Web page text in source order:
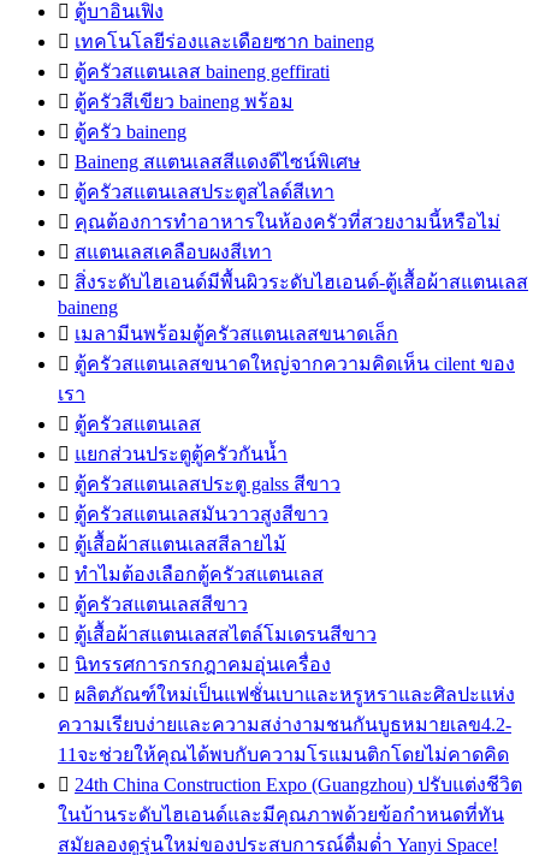
 ตู้บาอินเฟิง
 เทคโนโลยีร่องและเดือยซาก baineng
 ตู้ครัวสแตนเลส baineng geffirati
 ตู้ครัวสีเขียว baineng พร้อม
 ตู้ครัว baineng
 Baineng สแตนเลสสีแดงดีไซน์พิเศษ
 ตู้ครัวสแตนเลสประตูสไลด์สีเทา
 คุณต้องการทำอาหารในห้องครัวที่สวยงามนี้หรือไม่
 สแตนเลสเคลือบผงสีเทา
 สิ่งระดับไฮเอนด์มีพื้นผิวระดับไฮเอนด์-ตู้เสื้อผ้าสแตนเลส
baineng
 เมลามีนพร้อมตู้ครัวสแตนเลสขนาดเล็ก
 ตู้ครัวสแตนเลสขนาดใหญ่จากความคิดเห็น cilent ของ
เรา
 ตู้ครัวสแตนเลส
 แยกส่วนประตูตู้ครัวกันน้ำ
 ตู้ครัวสแตนเลสประตู galss สีขาว
 ตู้ครัวสแตนเลสมันวาวสูงสีขาว
 ตู้เสื้อผ้าสแตนเลสสีลายไม้
 ทำไมต้องเลือกตู้ครัวสแตนเลส
 ตู้ครัวสแตนเลสสีขาว
 ตู้เสื้อผ้าสแตนเลสสไตล์โมเดรนสีขาว
 นิทรรศการกรกฎาคมอุ่นเครื่อง
 ผลิตภัณฑ์ใหม่เป็นแฟชั่นเบาและหรูหราและศิลปะแห่ง
ความเรียบง่ายและความสง่างามชนกันบูธหมายเลข4.2-
11จะช่วยให้คุณได้พบกับความโรแมนติกโดยไม่คาดคิด
 24th China Construction Expo (Guangzhou) ปรับแต่งชีวิต
ในบ้านระดับไฮเอนด์และมีคุณภาพด้วยข้อกำหนดที่ทัน
สมัยลองดูรุ่นใหม่ของประสบการณ์ดื่มด่ำ Yanyi Space!